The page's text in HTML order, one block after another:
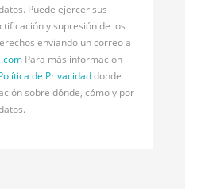
Puede ejercer sus
y supresión de los
enviando un correo a
Para más información
de Privacidaddonde
sobre dónde, cómo y por